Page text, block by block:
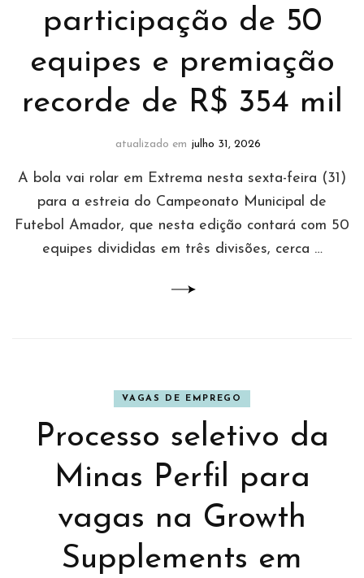
participação de 50
equipes e premiação
recorde de R$ 354 mil
atualizado em julho 31, 2026
A bola vai rolar em Extrema nesta sexta-feira (31)
para a estreia do Campeonato Municipal de
Futebol Amador, que nesta edição contará com 50
equipes divididas em três divisões, cerca …
VAGAS DE EMPREGO
Processo seletivo da
Minas Perfil para
vagas na Growth
Supplements em